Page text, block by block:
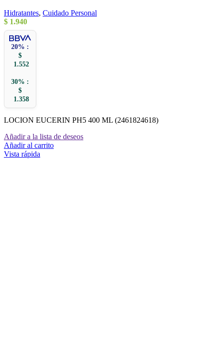
Hidratantes, Cuidado Personal
$ 1.940
20% :
$
1.552
30% :
$
1.358
LOCION EUCERIN PH5 400 ML (2461824618)
Añadir a la lista de deseos
Añadir al carrito
Vista rápida